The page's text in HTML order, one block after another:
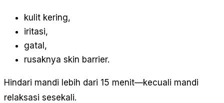
kulit kering,
iritasi,
gatal,
rusaknya skin barrier.
Hindari mandi lebih dari 15 menit—kecuali mandi
relaksasi sesekali.